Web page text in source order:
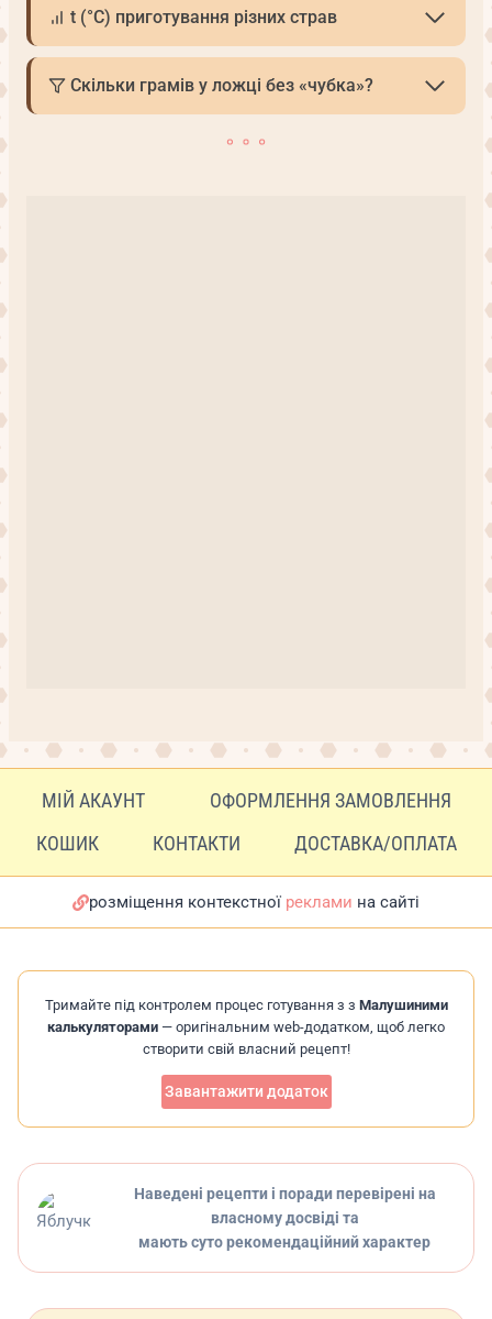
t (°С) приготування різних страв
Скільки грамів у ложці без «чубка»?
МІЙ АКАУНТ
ОФОРМЛЕННЯ ЗАМОВЛЕННЯ
КОШИК
КОНТАКТИ ДОСТАВКА/ОПЛАТА
розміщення контекстної реклами на сайті
Тримайте під контролем процес готування з з Малушиними
калькуляторами — оригінальним web-додатком, щоб легко
створити свій власний рецепт!
Завантажити додаток
Наведені рецепти і поради перевірені на
власному досвіді та
мають суто рекомендаційний характер